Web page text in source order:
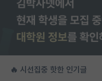
🔥 시선집중 핫한 인기글